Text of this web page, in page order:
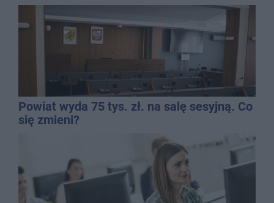
Powiat wyda 75 tys. zł. na salę sesyjną. Co
się zmieni?